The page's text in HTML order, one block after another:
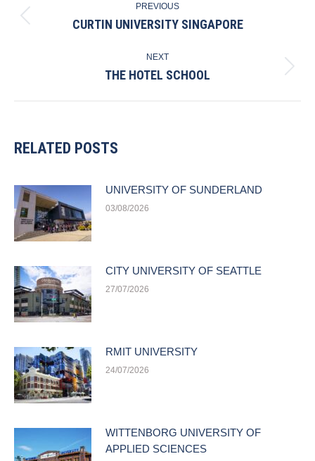
NAVIGATION
PREVIOUS
Previous
CURTIN UNIVERSITY SINGAPORE
NEXT
Next
THE HOTEL SCHOOL
RELATED POSTS
UNIVERSITY OF SUNDERLAND
03/08/2026
CITY UNIVERSITY OF SEATTLE
27/07/2026
RMIT UNIVERSITY
24/07/2026
WITTENBORG UNIVERSITY OF
APPLIED SCIENCES